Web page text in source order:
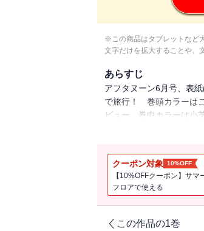
※この商品はタブレットなど
文字だけを拡大することや、
あらすじ
アフタヌーン6月号、表
で旅行！ 巻頭カラーは
ビュー。巻中カラーは小
れ』(沙村広明)。もう一
クーポン対象 10%OFF
【10%OFFクーポン】サ
フロアで使える
この作品の1巻